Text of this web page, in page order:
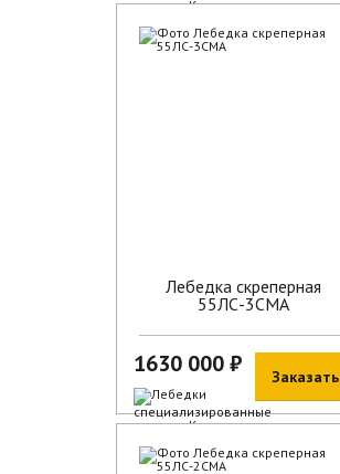
В наличии
Лебедка скреперная
55ЛС-3СМА
1630 000 ₽
В наличии
Заказать